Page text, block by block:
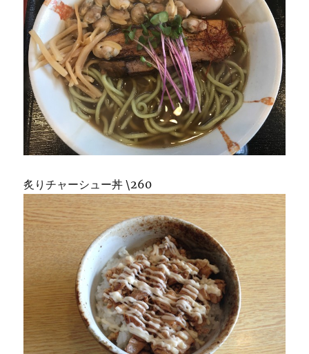
炙りチャーシュー丼 \260